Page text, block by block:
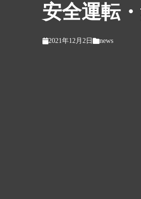
安全運転
2021年12月2日 news